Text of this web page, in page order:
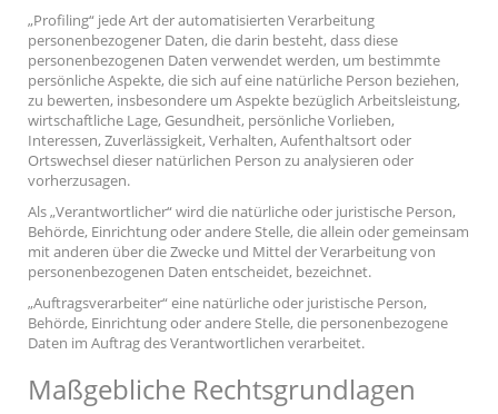
„Profiling“ jede Art der automatisierten Verarbeitung
personenbezogener Daten, die darin besteht, dass diese
personenbezogenen Daten verwendet werden, um bestimmte
persönliche Aspekte, die sich auf eine natürliche Person beziehen,
zu bewerten, insbesondere um Aspekte bezüglich Arbeitsleistung,
wirtschaftliche Lage, Gesundheit, persönliche Vorlieben,
Interessen, Zuverlässigkeit, Verhalten, Aufenthaltsort oder
Ortswechsel dieser natürlichen Person zu analysieren oder
vorherzusagen.
Als „Verantwortlicher“ wird die natürliche oder juristische Person,
Behörde, Einrichtung oder andere Stelle, die allein oder gemeinsam
mit anderen über die Zwecke und Mittel der Verarbeitung von
personenbezogenen Daten entscheidet, bezeichnet.
„Auftragsverarbeiter“ eine natürliche oder juristische Person,
Behörde, Einrichtung oder andere Stelle, die personenbezogene
Daten im Auftrag des Verantwortlichen verarbeitet.
Maßgebliche Rechtsgrundlagen